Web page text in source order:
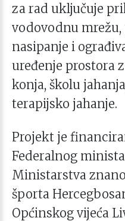
za rad uključuje
vodovodnu
nasipanje i
uređenje prostora
konja, školu
terapijsko jahanje.
Projekt je
Federalnog
Ministarstva
športa
Općinskog vijeća